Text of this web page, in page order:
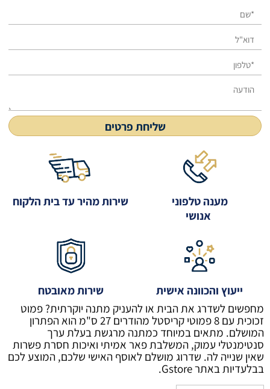
מענה טלפוני
אנושי
שירות מהיר עד בית הלקוח
ייעוץ והכוונה אישית
שירות מאובטח
מחפשים לשדרג את הבית או להעניק מתנה יוקרתית? פמוט
זכוכית עם 8 פמוטי קריסטל מהודרים 27 ס"מ הוא הפתרון
המושלם. מתאים במיוחד כמתנה מרגשת בעלת ערך
סנטימנטלי עמוק, המשלבת פאר אמיתי ואיכות חסרת פשרות
שאין שנייה לה. שדרוג מושלם לאוסף האישי שלכם, המוצע לכם
בבלעדיות באתר Gstore.